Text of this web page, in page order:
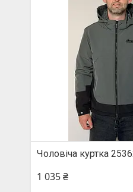
Чоловіча куртка
1 035 ₴